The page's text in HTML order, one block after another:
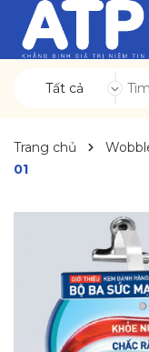
Tất cả
Trang chủ
01